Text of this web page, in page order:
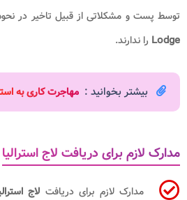
توسط پست و مشکلاتی از قبیل تاخیر در
Lodge را ندارند.
بیشتر بخوانید : مهاجرت کاری به
مدارک لازم برای دریافت لاج استرالیا
مدارک لازم برای دریافت لاج